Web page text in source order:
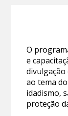
O
e
divulgação
ao tema
idadismo,
proteção